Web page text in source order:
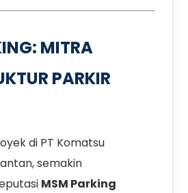
MITRA
PARKIR
di PT Komatsu
semakin
MSM Parking